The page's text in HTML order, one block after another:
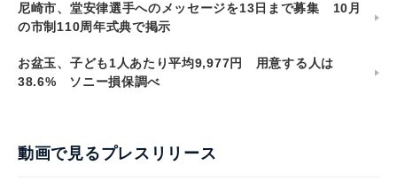
尼崎市、堂安律選手へのメッセージを13日まで募集 10月
の市制110周年式典で掲示
お盆玉、子ども1人あたり平均9,977円 用意する人は
38.6% ソニー損保調べ
動画で見るプレスリリース